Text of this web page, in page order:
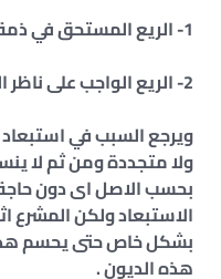
1- الريع المستحق في ذمة الحائز سيء النية .
2- الريع الواجب على ناظر الوقف اداؤه للمستحقيين .
ويرجع السبب في
ولا متجددة ومن ثم لا
بحسب الاصل اى دون
الاستبعاد ولكن المشرع
بشكل خاص حتى يحسم
هذه الديون .